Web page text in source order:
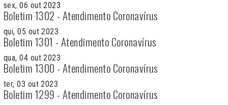
sex, 06 out 2023
Boletim 1302 - Atendimento Coronavírus
qui, 05 out 2023
Boletim 1301 - Atendimento Coronavírus
qua, 04 out 2023
Boletim 1300 - Atendimento Coronavírus
ter, 03 out 2023
Boletim 1299 - Atendimento Coronavírus